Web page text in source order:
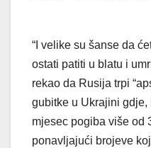
“I velike su šanse da
ostati patiti u blatu i
rekao da Rusija trpi
gubitke u Ukrajini gdje,
mjesec pogiba više od
ponavljajući brojeve